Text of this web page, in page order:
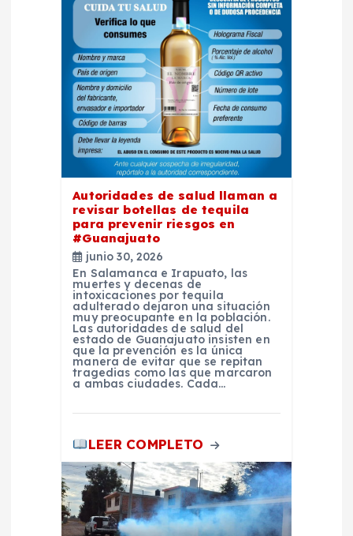
Autoridades de salud llaman a
revisar botellas de tequila
para prevenir riesgos en
#Guanajuato
junio 30, 2026
En Salamanca e Irapuato, las
muertes y decenas de
intoxicaciones por tequila
adulterado dejaron una situación
muy preocupante en la población.
Las autoridades de salud del
estado de Guanajuato insisten en
que la prevención es la única
manera de evitar que se repitan
tragedias como las que marcaron
a ambas ciudades. Cada…
LEER COMPLETO